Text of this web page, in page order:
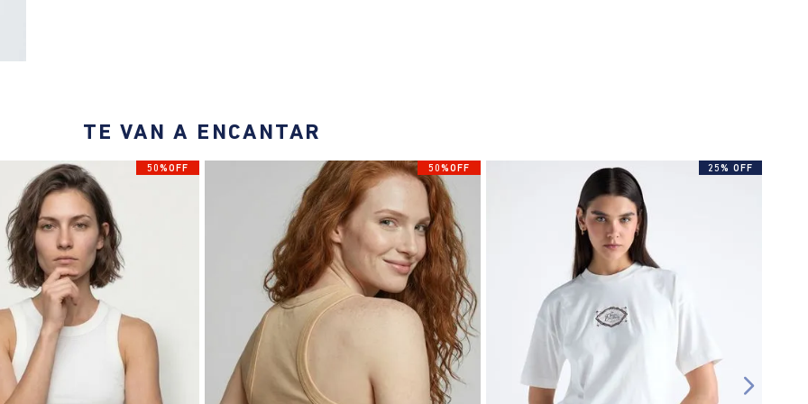
TE VAN A ENCANTAR
50%OFF 50%OFF 25% OFF